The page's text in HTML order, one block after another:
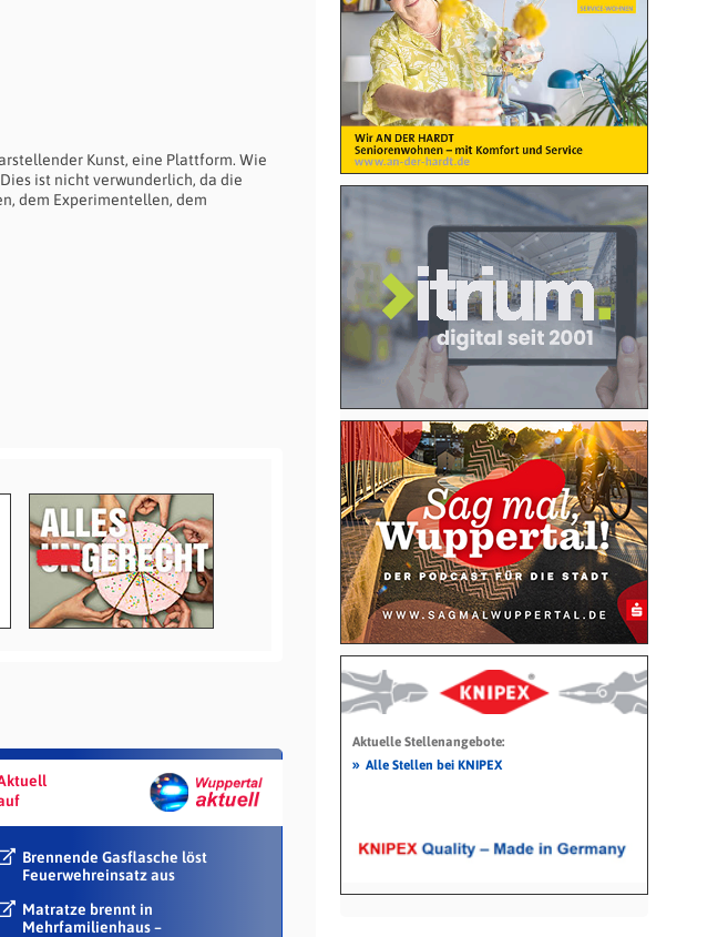
Kunst, eine Plattform. Wie
ist nicht verwunderlich, da die
dem Experimentellen, dem
Brennende Gasflasche löst
Feuerwehreinsatz aus
Matratze brennt in
Mehrfamilienhaus –
Aktuelle Stellenangebote:
» Alle Stellen bei KNIPEX